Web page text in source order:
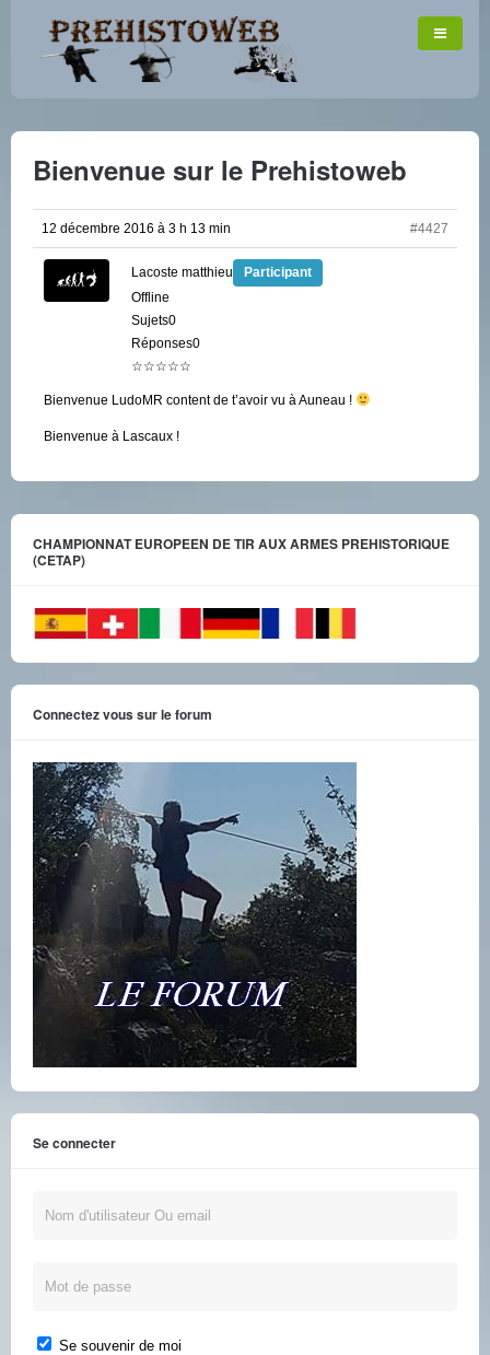
Bienvenue sur le Prehistoweb
12 décembre 2016 à 3 h 13 min #4427
Lacoste matthieu
Participant
Offline
Sujets0
Réponses0
☆☆☆☆☆
Bienvenue LudoMR content de t’avoir vu à Auneau !
Bienvenue à Lascaux !
CHAMPIONNAT EUROPEEN DE TIR AUX ARMES PREHISTORIQUE
(CETAP)
Connectez vous sur le forum
Se connecter
Se souvenir de moi